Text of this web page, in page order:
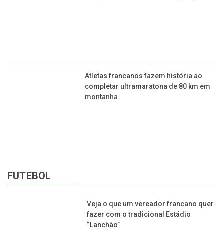
Atletas francanos fazem história ao
completar ultramaratona de 80 km em
montanha
FUTEBOL
Veja o que um vereador francano quer
fazer com o tradicional Estádio
“Lanchão”